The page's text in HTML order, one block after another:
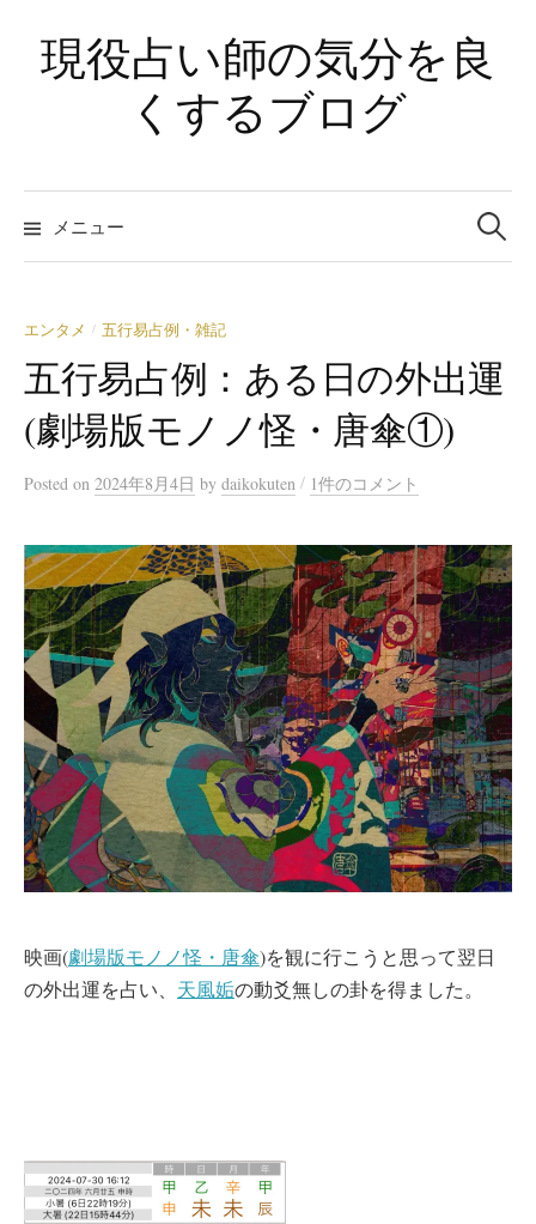
ン
テ
キ
現役占い師の気分を良
くするブログ
メニュー
検
索:
エンタメ / 五行易占例・雑記
五行易占例：ある日の外出運
(劇場版モノノ怪・唐傘①)
Posted on 2024年8月4日 by daikokuten / 1件のコメント
映画(劇場版モノノ怪・唐傘)を観に行こうと思って翌日
の外出運を占い、 天風姤の動爻無しの卦を得ました。